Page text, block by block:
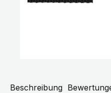
Beschreibung